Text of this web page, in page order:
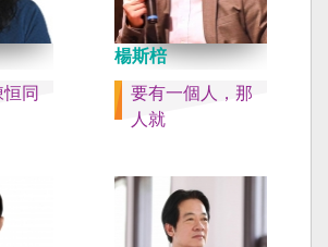
同
楊斯棓
要有一個人，那
人就